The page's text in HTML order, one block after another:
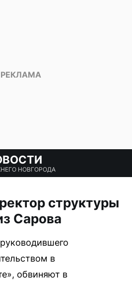
НОВГОРОДА
структуры
Сарова
в
обвиняют в